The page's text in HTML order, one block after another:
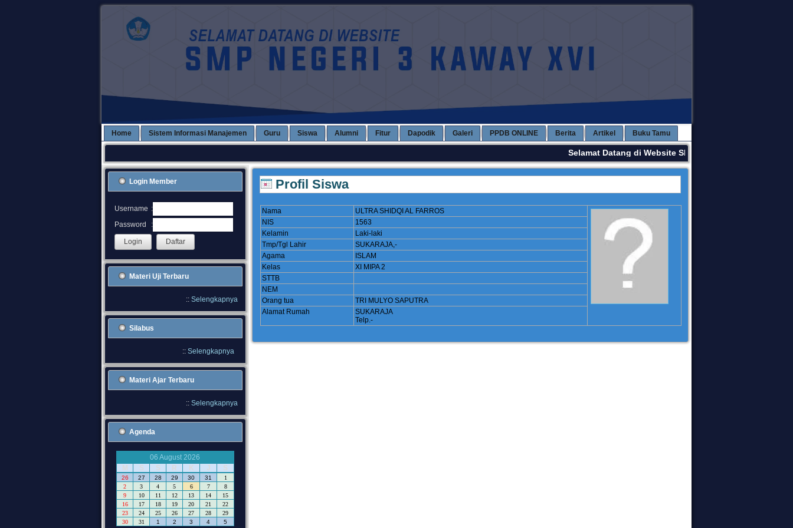
Home Sistem Informasi Manajemen Guru Siswa Alumni Fitur Dapodik Galeri PPDB ONLINE Berita Artikel Buku Tamu
Selamat Datang di Website SMPN 3 KAWAY XVI. Terima
Login Member
Username :
Password
:
Materi Uji Terbaru
:: Selengkapnya
Silabus
:: Selengkapnya
Materi Ajar Terbaru
:: Selengkapnya
Agenda
06 August 2026
M
S S R K J S
26 27 28 29 30 31
1
2
3 4 5 6 7
8
9
10 11 12 13 14
15
16
17 18 19 20 21
22
23
24 25 26 27 28
29
30
31 1 2 3 4 5
Profil Siswa
Nama
ULTRA SHIDQI AL FARROS
NIS
1563
Kelamin
Laki-laki
Tmp/Tgl Lahir
SUKARAJA,-
Agama
ISLAM
Kelas
XI MIPA 2
STTB
NEM
Orang tua
TRI MULYO SAPUTRA
Alamat Rumah
SUKARAJA
Telp.-